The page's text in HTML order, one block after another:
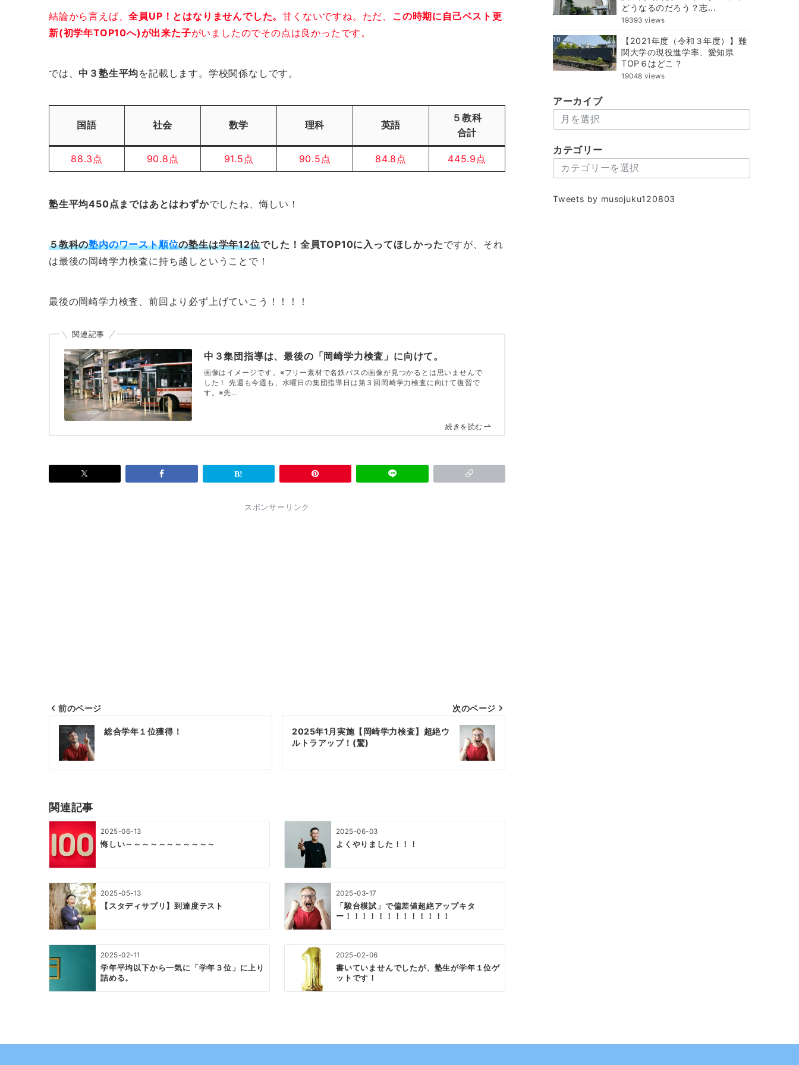
結論から言えば、全員UP！とはなりませんでした。甘くないですね。ただ、 この時期に自己ベスト更
新(初学年TOP10へ)が出来た子がいましたのでその点は良かったです。
では、 中３塾生平均を記載します。学校関係なしです。
国語 社会 数学 理科 英語
５教科
合計
88.3点 90.8点 91.5点 90.5点 84.8点 445.9点
塾生平均450点まではあとはわずかでしたね、悔しい！
５教科の塾内のワースト順位の塾生は学年12位でした！全員TOP10に入ってほしかったですが、それ
は最後の岡崎学力検査に持ち越しということで！
最後の岡崎学力検査、前回より必ず上げていこう！！！！
関連記事
中３集団指導は、最後の「岡崎学力検査」に向けて。
画像はイメージです。※フリー素材で名鉄バスの画像が見つかるとは思いませんで
した！ 先週も今週も、水曜日の集団指導日は第３回岡崎学力検査に向けて復習で
す。※先…
続きを読む
スポンサーリンク
投
ナ
ゲ
ー
シ
ョ
ン
前のページ
総合学年１位獲得！
次のページ
2025年1月実施【岡崎学力検査】超絶ウ
ルトラアップ！(驚)
関連記事
2025-06-13
悔しい～～～～～～～～～～～
2025-06-03
よくやりました！！！
2025-05-13
【スタディサプリ】到達度テスト
2025-03-17
「駿台模試」で偏差値超絶アップキタ
ー！！！！！！！！！！！！！
2025-02-11
学年平均以下から一気に「学年３位」に上り
詰める。
2025-02-06
書いていませんでしたが、塾生が学年１位ゲ
ットです！
どうなるのだろう？志...
19393 views
10
【2021年度（令和３年度）】難
関大学の現役進学率、愛知県
TOP６はどこ？
19048 views
アーカイブ
ー
イ
カテゴリー
テ
リ
Tweets by musojuku120803